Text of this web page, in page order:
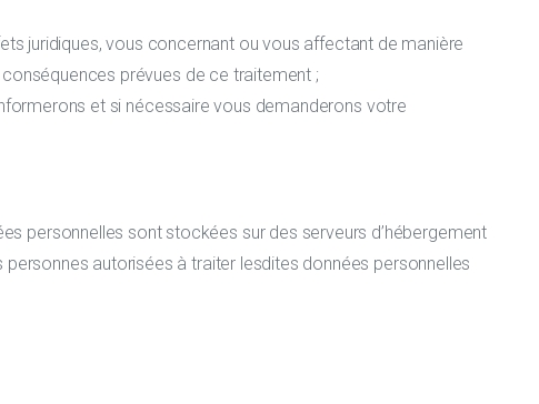
juridiques, vous concernant ou vous affectant de manière
prévues de ce traitement ;
et si nécessaire vous demanderons votre
personnelles sont stockées sur des serveurs d’hébergement
personnes autorisées à traiter lesdites données personnelles